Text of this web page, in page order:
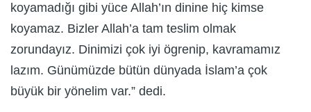
koyamadığı gibi yüce Allah’ın dinine hiç kimse
koyamaz. Bizler Allah’a tam teslim olmak
zorundayız. Dinimizi çok iyi ögrenip, kavramamız
lazım. Günümüzde bütün dünyada İslam’a çok
büyük bir yönelim var.” dedi.